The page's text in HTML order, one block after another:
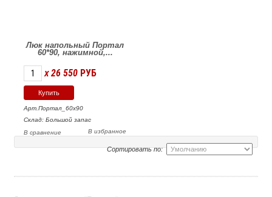
Люк напольный Портал
60*90, нажимной,...
X 26 550 РУБ
Арт.Портал_60х90
Склад: Большой запас
В избранное
В сравнение
Сортировать по: